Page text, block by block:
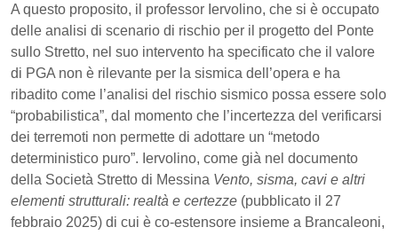
A questo proposito, il professor Iervolino, che si è occupato
delle analisi di scenario di rischio per il progetto del Ponte
sullo Stretto, nel suo intervento ha specificato che il valore
di PGA non è rilevante per la sismica dell’opera e ha
ribadito come l’analisi del rischio sismico possa essere solo
“probabilistica”, dal momento che l’incertezza del verificarsi
dei terremoti non permette di adottare un “metodo
deterministico puro”. Iervolino, come già nel documento
della Società Stretto di Messina Vento, sisma, cavi e altri
elementi strutturali: realtà e certezze (pubblicato il 27
febbraio 2025) di cui è co-estensore insieme a Brancaleoni,